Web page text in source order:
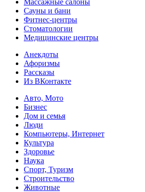
Сауны и бани
Фитнес-центры
Стоматологии
Медицинские центры
Анекдоты
Афоризмы
Рассказы
Из ВКонтакте
Авто, Мото
Бизнес
Дом и семья
Люди
Компьютеры, Интернет
Культура
Здоровье
Наука
Спорт, Туризм
Строительство
Животные